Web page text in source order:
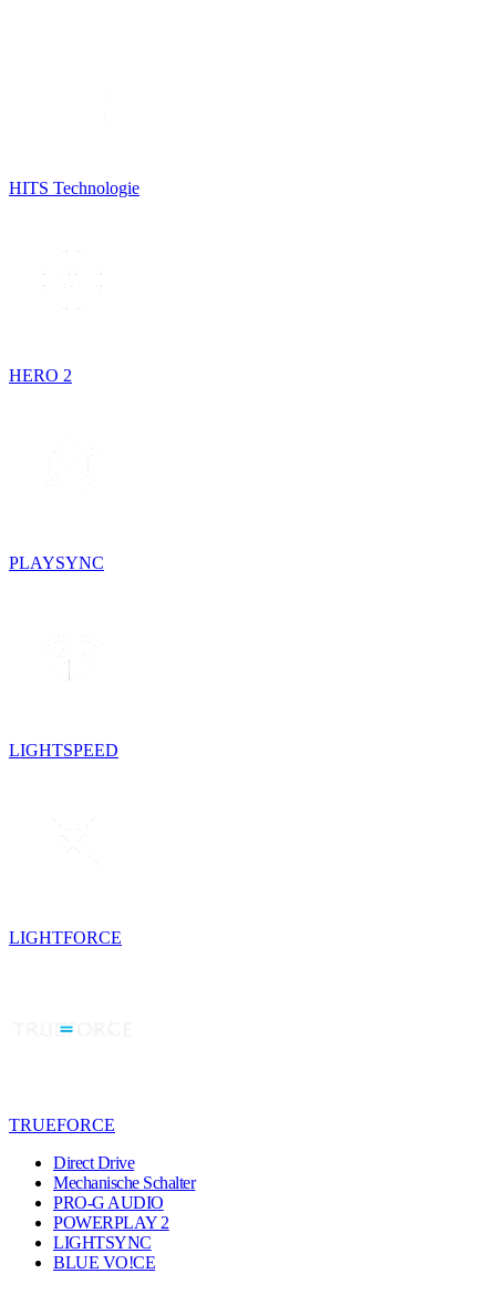
HITS Technologie
HERO 2
PLAYSYNC
LIGHTSPEED
LIGHTFORCE
TRUEFORCE
Direct Drive
Mechanische Schalter
PRO-G AUDIO
POWERPLAY 2
LIGHTSYNC
BLUE VO!CE